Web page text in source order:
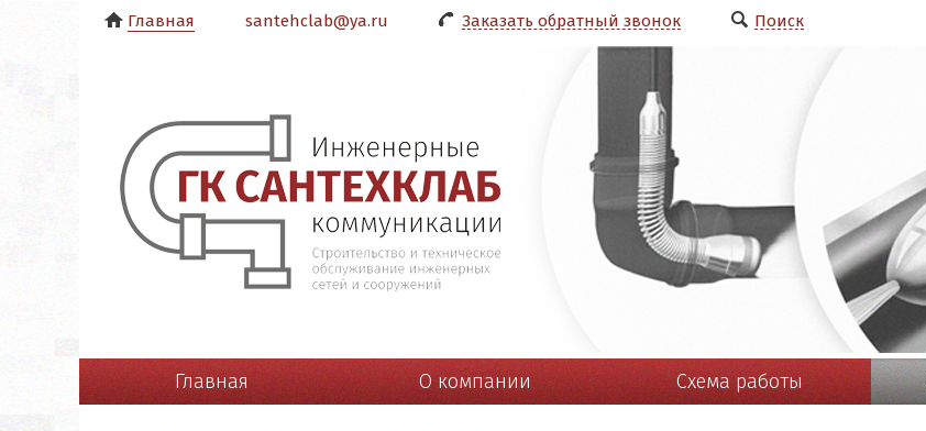
Главная santehclab@ya.ru Заказать обратный звонок Поиск
Главная О компании Схема работы